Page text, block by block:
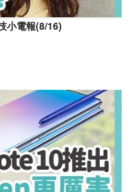
小電報(8/16)